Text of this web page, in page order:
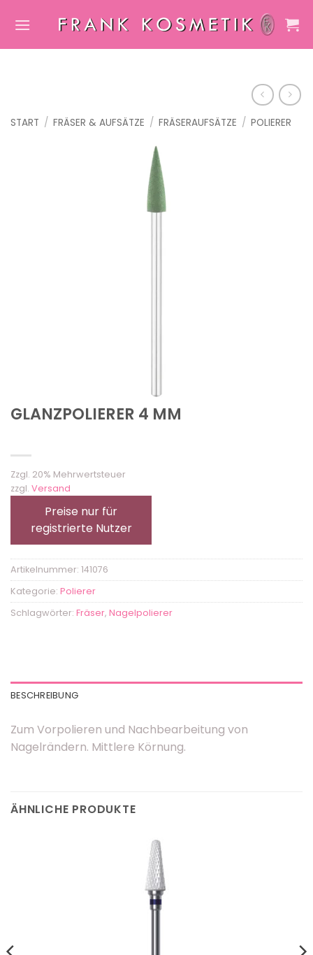
Inhalt
START / FRÄSER & AUFSÄTZE / FRÄSERAUFSÄTZE / POLIERER
GLANZPOLIERER 4 MM
Zzgl. 20% Mehrwertsteuer
zzgl. Versand
Preise nur für
registrierte Nutzer
Artikelnummer: 141076
Kategorie: Polierer
Schlagwörter: Fräser, Nagelpolierer
BESCHREIBUNG
Zum Vorpolieren und Nachbearbeitung von
Nagelrändern. Mittlere Körnung.
ÄHNLICHE PRODUKTE